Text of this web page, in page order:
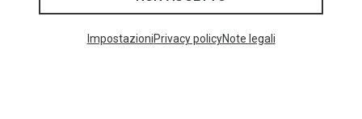
ImpostazioniPrivacy policyNote legali